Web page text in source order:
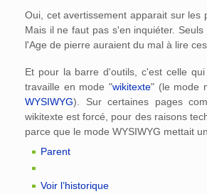
Oui, cet avertissement apparait sur les
Mais il ne faut pas s'en inquiéter. Seuls
l'Age de pierre auraient du mal à lire
Et pour la barre d'outils, c'est celle
travaille en mode "wikitexte" (le mode
WYSIWYG). Sur certaines pages
wikitexte est forcé, pour des raisons
parce que le mode WYSIWYG mettait
Parent
Voir l’historique